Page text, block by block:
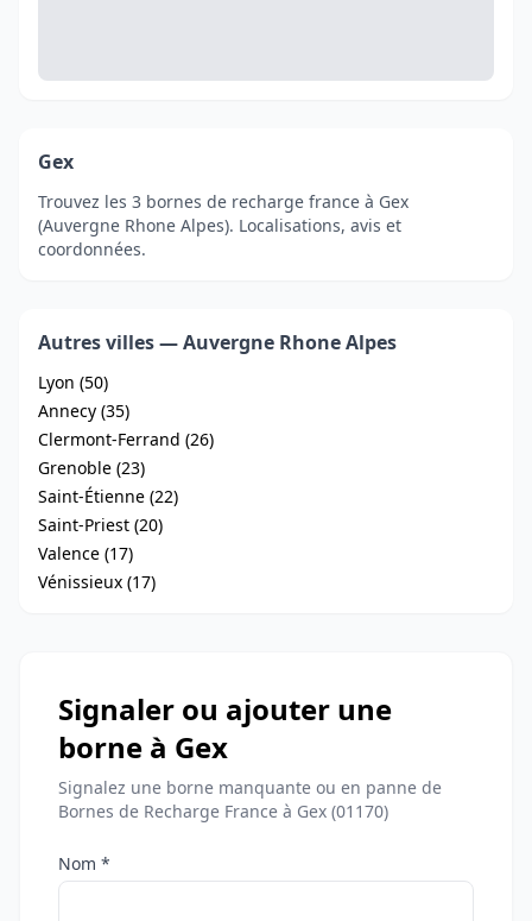
Gex
Trouvez les 3 bornes de recharge france à Gex
(Auvergne Rhone Alpes). Localisations, avis et
coordonnées.
Autres villes — Auvergne Rhone Alpes
Lyon (50)
Annecy (35)
Clermont-Ferrand (26)
Grenoble (23)
Saint-Étienne (22)
Saint-Priest (20)
Valence (17)
Vénissieux (17)
Signaler ou ajouter une
borne à Gex
Signalez une borne manquante ou en panne de
Bornes de Recharge France à Gex (01170)
Nom *